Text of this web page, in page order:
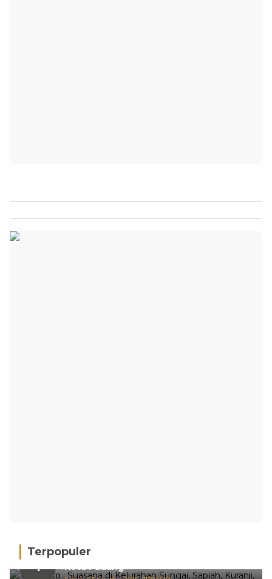
Terpopuler
1
Hujan Deras, 15 Titik Banjir Terdeteksi di
Kota Padang